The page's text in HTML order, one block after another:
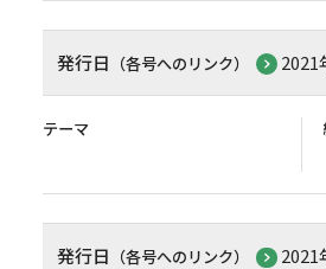
発行日 （各号へのリンク） 2021
テーマ
発行日 （各号へのリンク） 2021